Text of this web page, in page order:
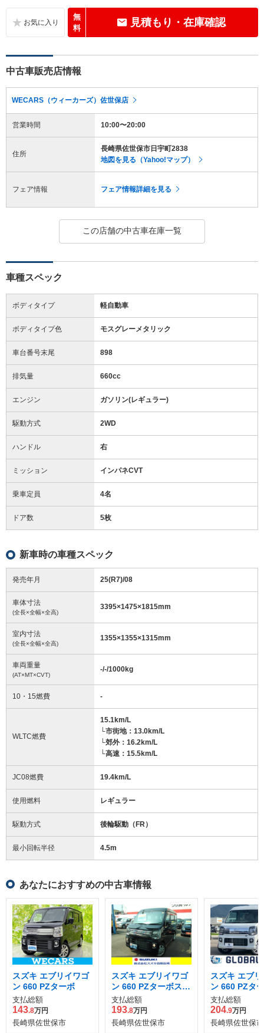
無
料
見積もり・在庫確認
中古車販売店情報
WECARS（ウィーカーズ）佐世保店
営業時間 10:00〜20:00
住所
長崎県佐世保市日宇町2838
地図を見る（Yahoo!マップ）
フェア情報 フェア情報詳細を見る
この店舗の中古車在庫一覧
車種スペック
ボディタイプ 軽自動車
ボディタイプ色 モスグレーメタリック
車台番号末尾 898
排気量 660cc
エンジン ガソリン(レギュラー)
駆動方式 2WD
ハンドル 右
ミッション インパネCVT
乗車定員 4名
ドア数 5枚
新車時の車種スペック
発売年月 25(R7)/08
車体寸法
(全長×全幅×全高)
3395×1475×1815mm
室内寸法
(全長×全幅×全高)
1355×1355×1315mm
車両重量
(AT×MT×CVT)
-/-/1000kg
10・15燃費 -
WLTC燃費
15.1km/L
└市街地：13.0km/L
└郊外：16.2km/L
└高速：15.5km/L
JC08燃費 19.4km/L
使用燃料 レギュラー
駆動方式 後輪駆動（FR）
最小回転半径 4.5m
あなたにおすすめの中古車情報
スズキ エブリイワゴ
ン 660 PZターボ
支払総額
143.8万円
長崎県佐世保市
スズキ エブリイワゴ
ン 660 PZターボスペ
シャル ハイルーフ 4
WD
支払総額
193.8万円
長崎県佐世保市
スズキ エブ
ン 660 PZタ
シャル ハイル
支払総額
204.9万円
長崎県佐世保市